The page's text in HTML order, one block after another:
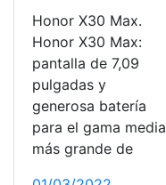
Honor X30 Max.
Honor X30 Max:
pantalla de 7,09
pulgadas y
generosa batería
para el gama media
más grande de